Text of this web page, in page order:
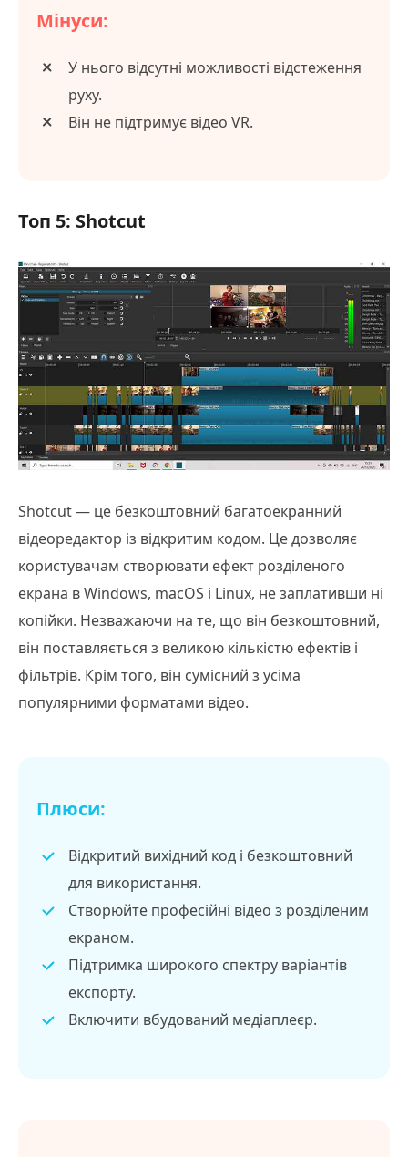
Мінуси:
У нього відсутні можливості відстеження
руху.
Він не підтримує відео VR.
Топ 5: Shotcut
Shotcut — це безкоштовний багатоекранний
відеоредактор із відкритим кодом. Це дозволяє
користувачам створювати ефект розділеного
екрана в Windows, macOS і Linux, не заплативши ні
копійки. Незважаючи на те, що він безкоштовний,
він поставляється з великою кількістю ефектів і
фільтрів. Крім того, він сумісний з усіма
популярними форматами відео.
Плюси:
Відкритий вихідний код і безкоштовний
для використання.
Створюйте професійні відео з розділеним
екраном.
Підтримка широкого спектру варіантів
експорту.
Включити вбудований медіаплеєр.